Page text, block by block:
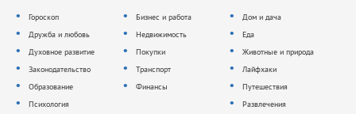
Гороскоп
Дружба и любовь
Духовное развитие
Законодательство
Образование
Психология
Бизнес и работа
Недвижимость
Покупки
Транспорт
Финансы
Дом и дача
Еда
Животные и природа
Лайфхаки
Путешествия
Развлечения